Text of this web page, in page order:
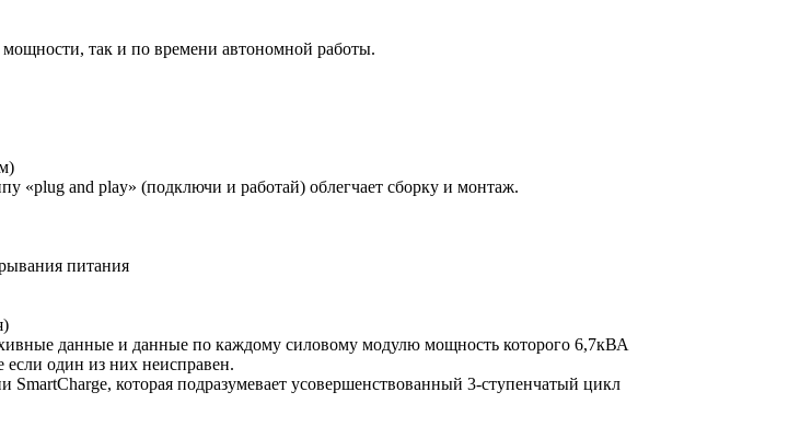
так и по времени автономной работы.
«plug and play» (подключи и работай) облегчает сборку и монтаж.
питания
данные и данные по каждому силовому модулю мощность которого 6,7кВА
один из них неисправен.
SmartCharge, которая подразумевает усовершенствованный 3-ступенчатый цикл